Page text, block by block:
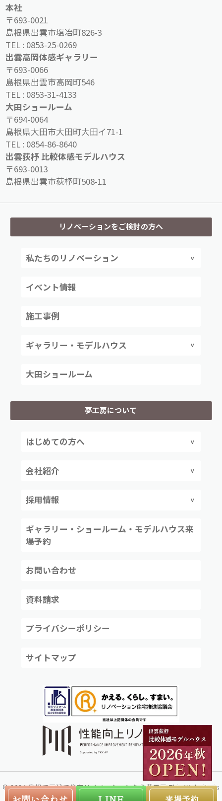
本社
〒693-0021
島根県出雲市塩冶町826-3
TEL : 0853-25-0269
出雲高岡体感ギャラリー
〒693-0066
島根県出雲市高岡町546
TEL : 0853-31-4133
大田ショールーム
〒694-0064
島根県大田市大田町大田イ71-1
TEL : 0854-86-8640
出雲荻杼 比較体感モデルハウス
〒693-0013
島根県出雲市荻杼町508-11
リノベーションをご検討の方へ
私たちのリノベーション
イベント情報
施工事例
ギャラリー・モデルハウス
大田ショールーム
夢工房について
はじめての方へ
会社紹介
採用情報
ギャラリー・ショールーム・モデルハウス来
場予約
お問い合わせ
資料請求
プライバシーポリシー
サイトマップ
©2024 島根で戸建て住宅リノベーションなら夢工房 This Website is
created by株式会社リコネクト